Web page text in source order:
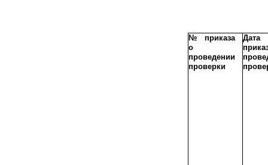
№ приказа
о
проведении
проверки
Дата